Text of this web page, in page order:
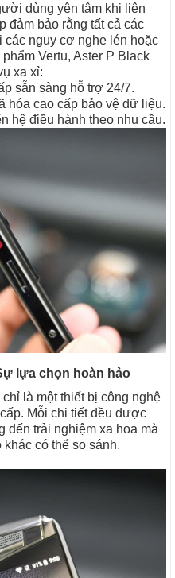
dùng yên tâm khi liên
đảm bảo rằng tất cả các
nguy cơ nghe lén hoặc
Vertu, Aster P Black
xa xỉ:
sẵn sàng hỗ trợ 24/7.
hóa cao cấp bảo vệ dữ liệu.
hệ điều hành theo nhu cầu.
lựa chọn hoàn hảo
là một thiết bị công nghệ
Mỗi chi tiết đều được
đến trải nghiệm xa hoa mà
có thể so sánh.